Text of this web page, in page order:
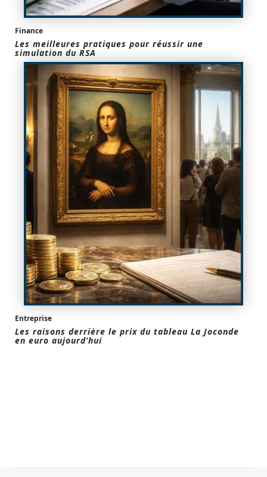
Finance
Les meilleures pratiques pour réussir une
simulation du RSA
Entreprise
Les raisons derrière le prix du tableau La Joconde
en euro aujourd’hui